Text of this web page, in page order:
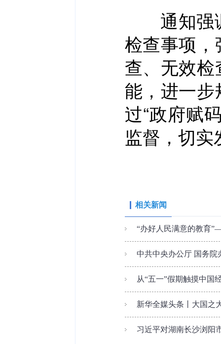
通知强调
检查事项
查、无效
能，进一
过“政府赋
监督，切实
相关新闻
“办好人民满意的教育
中共中央办公厅 国务
从“五一”假期触摸中国
新华全媒头条丨大国之
习近平对湖南长沙浏阳